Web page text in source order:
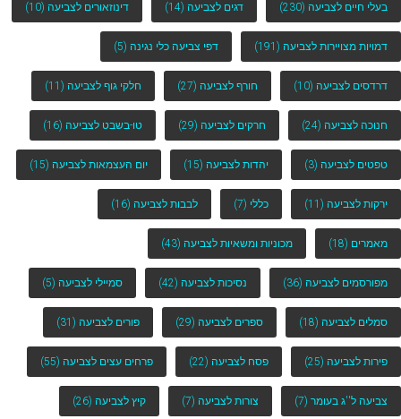
בעלי חיים לצביעה (230) דגים לצביעה (14) דינוזאורים לצביעה (10)
דמויות מצויירות לצביעה (191) דפי צביעה כלי נגינה (5)
דרדסים לצביעה (10) חורף לצביעה (27) חלקי גוף לצביעה (11)
חנוכה לצביעה (24) חרקים לצביעה (29) טו-בשבט לצביעה (16)
טפטים לצביעה (3) יהדות לצביעה (15) יום העצמאות לצביעה (15)
ירקות לצביעה (11) כללי (7) לבבות לצביעה (16)
מאמרים (18) מכוניות ומשאיות לצביעה (43)
מפורסמים לצביעה (36) נסיכות לצביעה (42) סמיילי לצביעה (5)
סמלים לצביעה (18) ספרים לצביעה (29) פורים לצביעה (31)
פירות לצביעה (25) פסח לצביעה (22) פרחים עצים לצביעה (55)
צביעה ל''ג בעומר (7) צורות לצביעה (7) קיץ לצביעה (26)